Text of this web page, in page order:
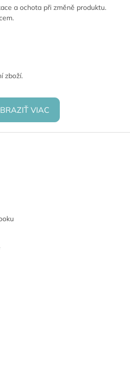
a ochota při změně produktu.
zboží.
VIAC